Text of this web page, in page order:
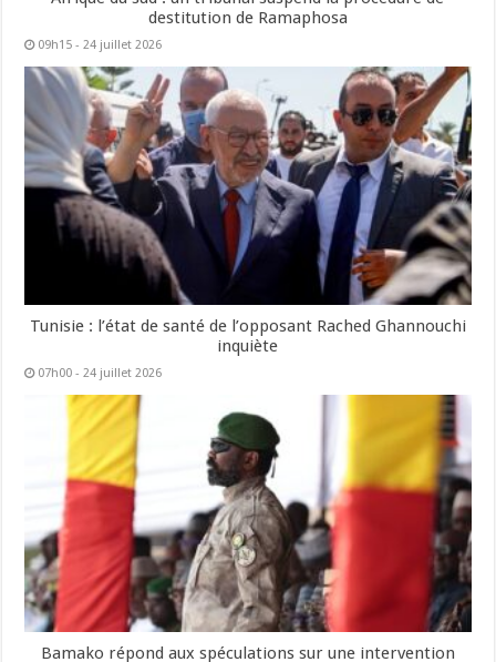
destitution de Ramaphosa
09h15 - 24 juillet 2026
Tunisie : l’état de santé de l’opposant Rached Ghannouchi
inquiète
07h00 - 24 juillet 2026
Bamako répond aux spéculations sur une intervention